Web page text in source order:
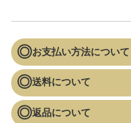
お支払い方法について
送料について
返品について